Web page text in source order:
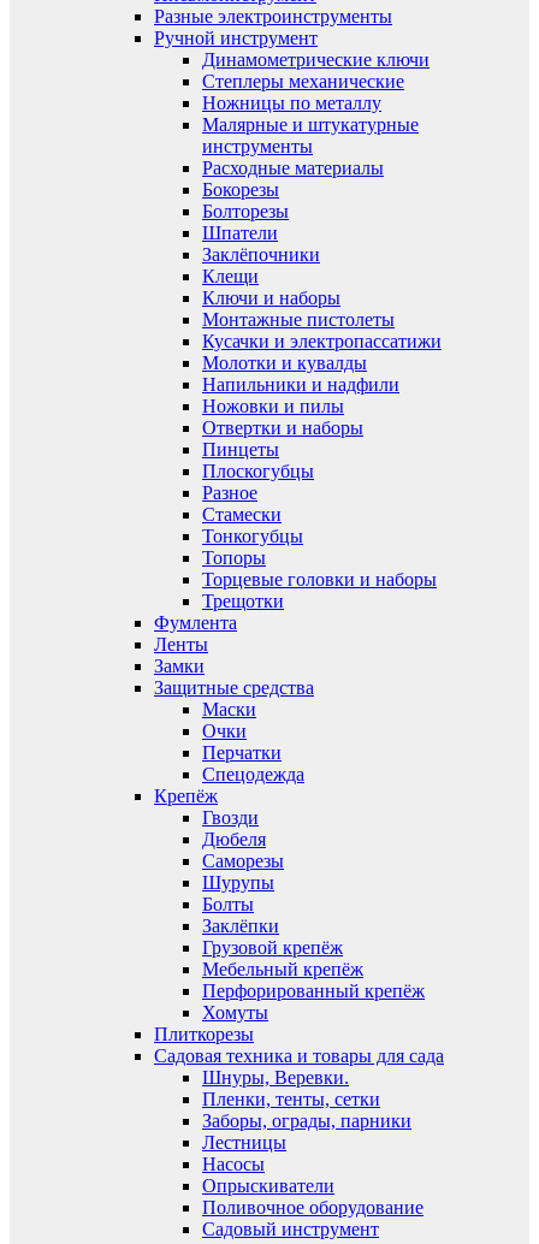
Разные электроинструменты
Ручной инструмент
Динамометрические ключи
Степлеры механические
Ножницы по металлу
Малярные и штукатурные
инструменты
Расходные материалы
Бокорезы
Болторезы
Шпатели
Заклёпочники
Клещи
Ключи и наборы
Монтажные пистолеты
Кусачки и электропассатижи
Молотки и кувалды
Напильники и надфили
Ножовки и пилы
Отвертки и наборы
Пинцеты
Плоскогубцы
Разное
Стамески
Тонкогубцы
Топоры
Торцевые головки и наборы
Трещотки
Фумлента
Ленты
Замки
Защитные средства
Маски
Очки
Перчатки
Спецодежда
Крепёж
Гвозди
Дюбеля
Саморезы
Шурупы
Болты
Заклёпки
Грузовой крепёж
Мебельный крепёж
Перфорированный крепёж
Хомуты
Плиткорезы
Садовая техника и товары для сада
Шнуры, Веревки.
Пленки, тенты, сетки
Заборы, ограды, парники
Лестницы
Насосы
Опрыскиватели
Поливочное оборудование
Садовый инструмент